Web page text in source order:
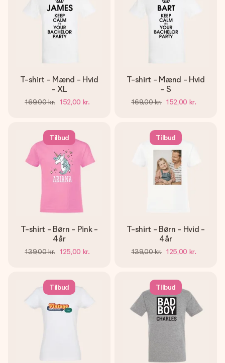
T-shirt - Mænd - Hvid
- XL
169,00 kr. 152,00 kr.
T-shirt - Mænd - Hvid
- S
169,00 kr. 152,00 kr.
Tilbud
T-shirt - Børn - Pink -
4år
139,00 kr. 125,00 kr.
Tilbud
T-shirt - Børn - Hvid -
4år
139,00 kr. 125,00 kr.
Tilbud Tilbud